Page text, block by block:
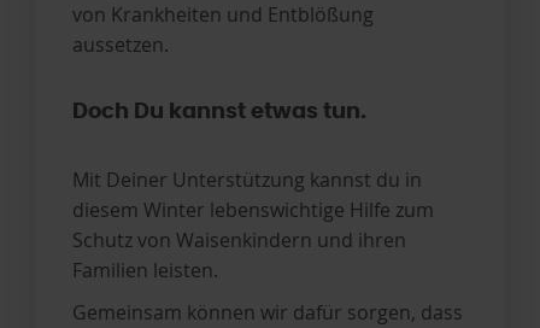
von Krankheiten und Entblößung
aussetzen.
Doch Du kannst etwas tun.
Mit Deiner Unterstützung kannst du in
diesem Winter lebenswichtige Hilfe zum
Schutz von Waisenkindern und ihren
Familien leisten.
Gemeinsam können wir dafür sorgen, dass